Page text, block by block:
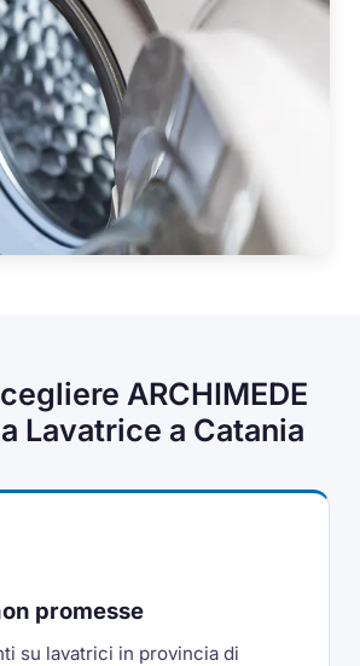
ARCHIMEDE
Lavatrice a Catania
promesse
su lavatrici in provincia di